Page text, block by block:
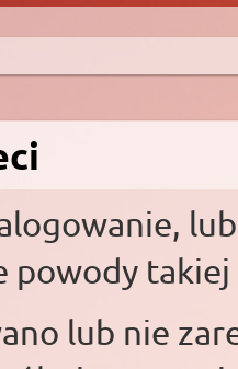
powody takiej
lub nie